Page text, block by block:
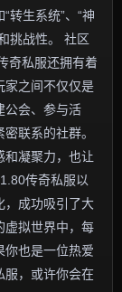
转生系统”、“神
挑战性。 社区
奇私服还拥有着
家之间不仅仅是
公会、参与活
联系的社群。
和凝聚力，也让
传奇私服以
，成功吸引了大
虚拟世界中，每
你也是一位热爱
服，或许你会在